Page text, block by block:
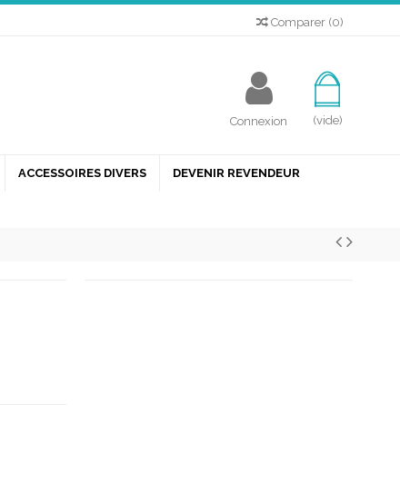
Comparer (0)
(vide)
Connexion
ACCESSOIRES DIVERS DEVENIR REVENDEUR